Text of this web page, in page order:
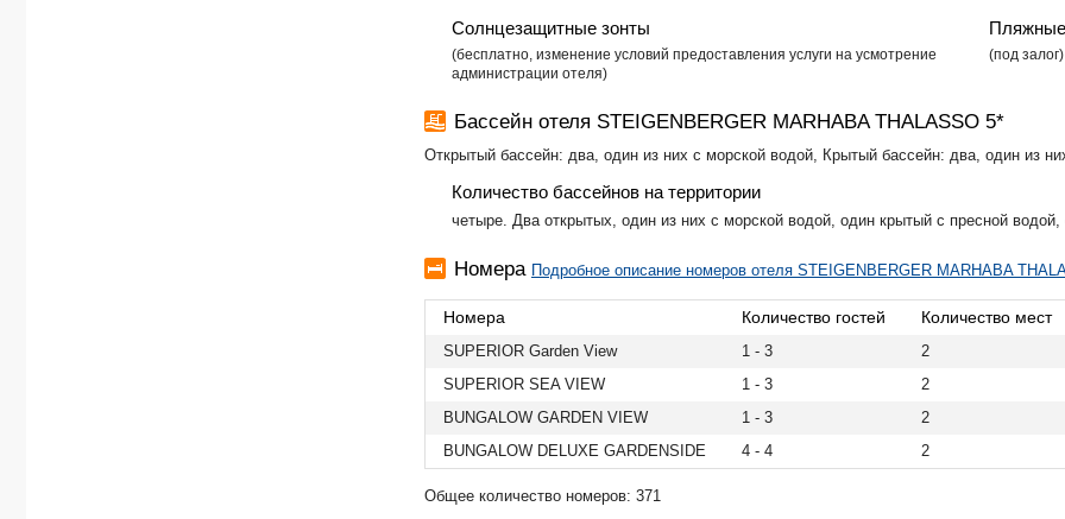
Солнцезащитные зонты
(бесплатно, изменение условий предоставления услуги на усмотрение
администрации отеля)
(под залог)
Бассейн отеля STEIGENBERGER MARHABA THALASSO 5*
Открытый бассейн: два, один из них с морской водой, Крытый бассейн: два, один из
Количество бассейнов на территории
четыре. Два открытых, один из них с морской водой, один крытый с пресной
Номера Подробное описание номеров отеля STEIGENBERGER MARHABA
Номера Количество гостей Количество мест
SUPERIOR Garden View 1 - 3
2
SUPERIOR SEA VIEW
1 - 3
2
BUNGALOW GARDEN VIEW
1 - 3
2
BUNGALOW DELUXE GARDENSIDE
4 - 4 2
Общее количество номеров: 371